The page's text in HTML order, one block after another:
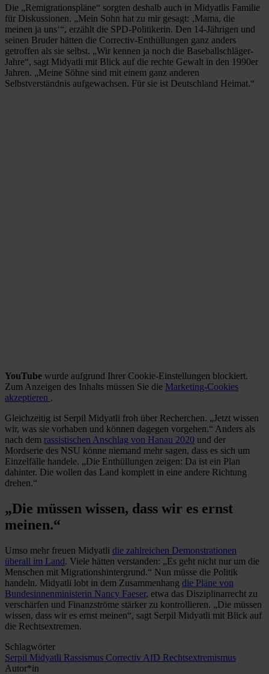
Die „Remigrationspläne“ sorgten deshalb auch in Midyatlis Familie
für Diskussionen. „Mein Sohn hat zu mir gesagt: ‚Mama, die
meinen ja uns‘“, erzählt die SPD-Politikerin. Den 14-Jährigen und
seinen Bruder hätten die Correctiv-Enthüllungen ganz anders
getroffen als sie selbst. „Wir kennen ja noch die Baseballschläger-
Jahre“, sagt Midyatli mit Blick auf die rechte Gewalt in den 1990er
Jahren. „Meine Söhne sind mit einem ganz anderen
Selbstverständnis aufgewachsen. Für sie ist Deutschland Heimat.“
YouTube wurde aufgrund Ihrer Cookie-Einstellungen blockiert.
Zum Anzeigen des Inhalts müssen Sie die Marketing-Cookies
akzeptieren .
Gleichzeitig ist Serpil Midyatli froh über Recherchen. „Jetzt wissen
wir, was sie vorhaben und können dagegen vorgehen.“ Anders als
nach dem rassistischen Anschlag von Hanau 2020 und der
Mordserie des NSU könne niemand mehr sagen, dass es sich um
Einzelfälle handele. „Die Enthüllungen zeigen: Da ist ein Plan
dahinter. Die wollen das Land komplett in eine andere Richtung
drehen.“
„Die müssen wissen, dass wir es ernst
meinen.“
Umso mehr freuen Midyatli die zahlreichen Demonstrationen
überall im Land. Viele hätten verstanden: „Es geht nicht nur um die
Menschen mit Migrationshintergrund.“ Nun müsse die Politik
handeln. Midyatli lobt in dem Zusammenhang die Pläne von
Bundesinnenministerin Nancy Faeser, etwa das Disziplinarrecht zu
verschärfen und Finanzströme stärker zu kontrollieren. „Die müssen
wissen, dass wir es ernst meinen“, sagt Serpil Midyatli mit Blick auf
die Rechtsextremen.
Schlagwörter
Serpil Midyatli Rassismus Correctiv AfD Rechtsextremismus
Autor*in